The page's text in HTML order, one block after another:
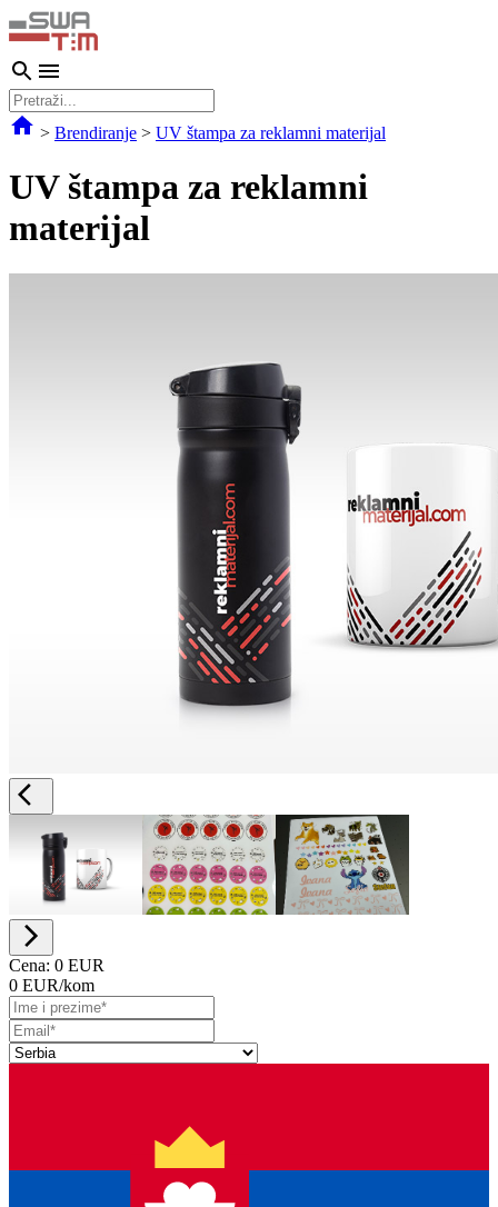
> Brendiranje > UV štampa za reklamni materijal
UV štampa za reklamni
materijal
Cena: 0 EUR
0 EUR/kom